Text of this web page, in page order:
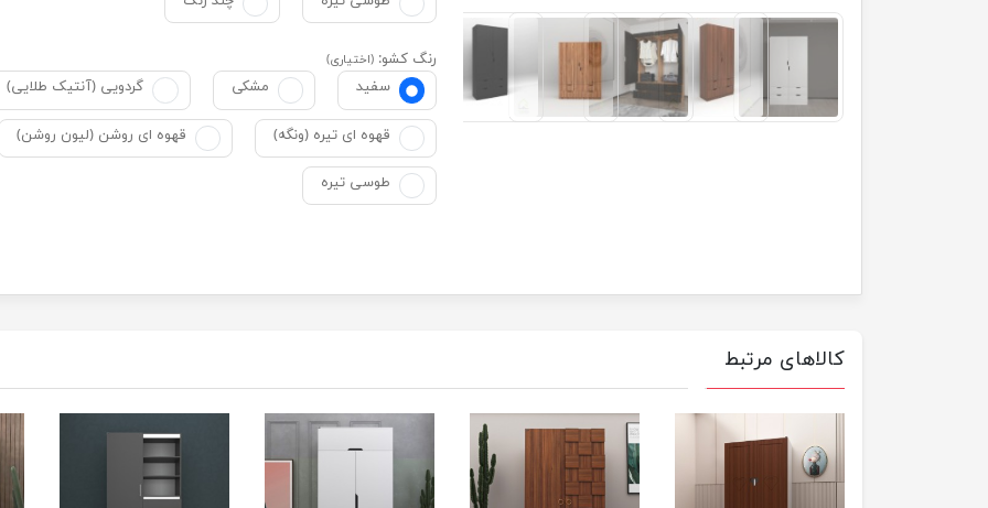
رنگ کشو: (اختیاری)
سفید مشکی گردویی (آنتیک طلایی)
قهوه ای تیره (ونگه) قهوه ای روشن (لیون روشن)
طوسی تیره
کالاهای مرتبط